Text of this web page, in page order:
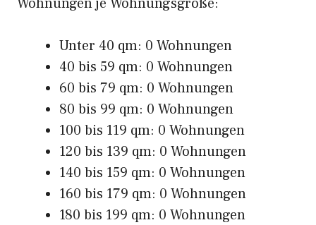
Unter 40 qm: 0 Wohnungen
40 bis 59 qm: 0 Wohnungen
60 bis 79 qm: 0 Wohnungen
80 bis 99 qm: 0 Wohnungen
100 bis 119 qm: 0 Wohnungen
120 bis 139 qm: 0 Wohnungen
140 bis 159 qm: 0 Wohnungen
160 bis 179 qm: 0 Wohnungen
180 bis 199 qm: 0 Wohnungen